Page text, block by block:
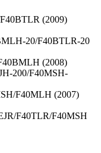
(2009)
20/F40BTLR-20
(2008)
200/F40MSH-
F40MLH (2007)
F40TLR/F40MSH